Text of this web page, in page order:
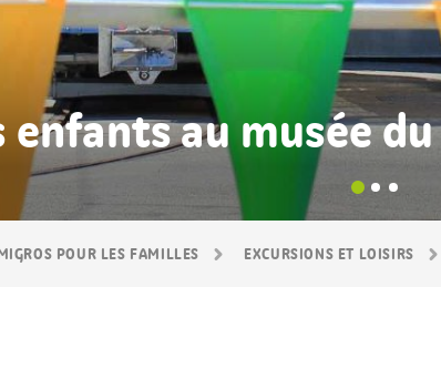
POUR LES FAMILLES EXCURSIONS ET LOISIRS
enfants au musée